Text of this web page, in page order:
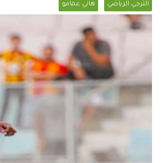
الترجي الرياضي هاني عمامو